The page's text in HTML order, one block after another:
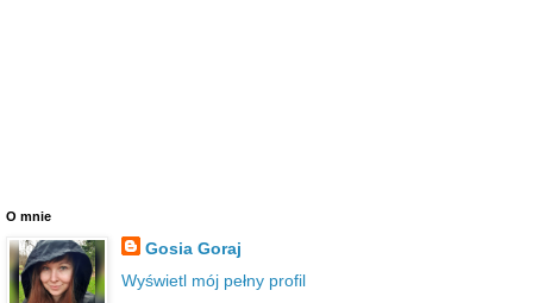
O mnie
Gosia Goraj
Wyświetl mój pełny profil